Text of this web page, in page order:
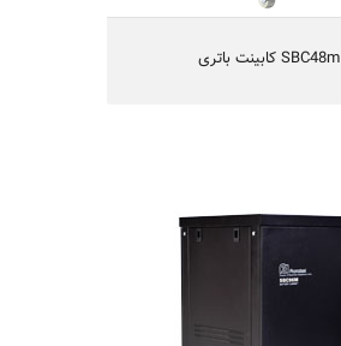
SBC48m کابینت باتری
کابینت باتری 96 ولت
طراحی شده بصورت Small Footprint
دارای حفاظتهای کامل الکتریکی
دارای استحکام مناسب مکانیکی
دارای تهویه مناسب
یکسال گارانتی و 5 سال تامین قطعات